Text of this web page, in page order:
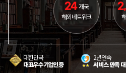
24개국
해외네트워크
대한민국
대표우수기업인증
2년연속
서비스 만족